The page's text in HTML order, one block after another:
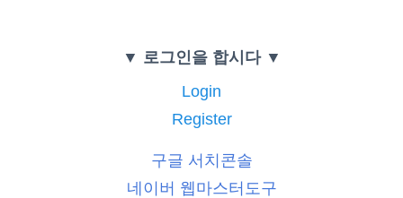
▼ 로그인을 합시다 ▼
Login
Register
구글 서치콘솔
네이버 웹마스터도구